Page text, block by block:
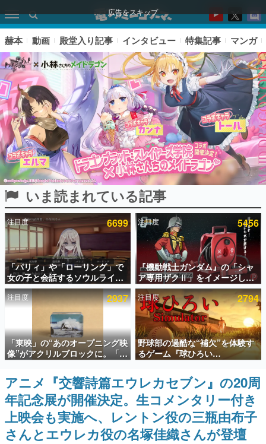
広告をスキップ
ピックアップ
電ファミのいま読まれている記事ランキング
アプリセール情報
インタビュー
連載・特集一覧
殿堂入り記事
SNS拡散数が数千以上！ ページビュー数万以上！ などな
ど。多くの人々に読まれた、電ファミ渾身の“殿堂入り”記
事をまとめました。
ゲームの企画書
名作ゲームクリエイターの方々に製作時のエピソードをお
聞きし、ヒットする企画（ゲーム）とは何か？を探ってい
きます。
赫本
この物語を解いてはいけない。『赫本』は、〈試験問題〉
赫本 動画 殿堂入り記事 インタビュー 特集記事 マンガ
いま読まれている記事
注目度 6699
「パリィ」や「ローリング」で
女の子と会話するソウルライク
恋愛ゲーム『小早川さんはソウ
ルライク』無料公開。返事に失
敗すると「YOU DIED」
注目度 5456
『機動戦士ガンダム』の「シャ
ア専用ザクⅡ」をイメージした
散水ホースリールが予約開始。
本体にはシャアのパーソナルマ
ークやジオン公国軍のエンブレ
ム、型式番号などを配置
注目度 2937
「東映」の“あのオープニング映
像”がアクリルブロックに。「東
映ヒストリカル グッズコレクシ
ョン」が8月下旬より発売
注目度 2794
野球部の過酷な“補欠”を体験す
るゲーム『球ひろい
Simulator』が「1件」のウィッ
シュリストをもとにチェコ語に
対応しSNSで話題に。『キング
ダム・カム』開発元やチェコの
プロ野球選手から称賛の声
アニメ『交響詩篇エウレカセブン』の20周
年記念展が開催決定。生コメンタリー付き
上映会も実施へ、レントン役の三瓶由布子
さんとエウレカ役の名塚佳織さんが登壇